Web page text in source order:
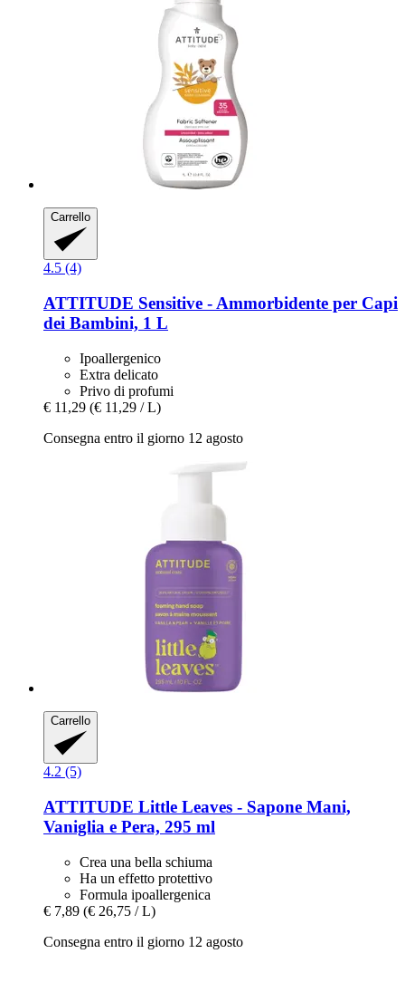
Carrello
4.5 (4)
ATTITUDE Sensitive -​ Ammorbidente per Capi
dei Bambini, 1 L
Ipoallergenico
Extra delicato
Privo di profumi
€ 11,29 (€ 11,29 / L)
Consegna entro il giorno 12 agosto
Carrello
4.2 (5)
ATTITUDE Little Leaves -​ Sapone Mani,
Vaniglia e Pera, 295 ml
Crea una bella schiuma
Ha un effetto protettivo
Formula ipoallergenica
€ 7,89 (€ 26,75 / L)
Consegna entro il giorno 12 agosto